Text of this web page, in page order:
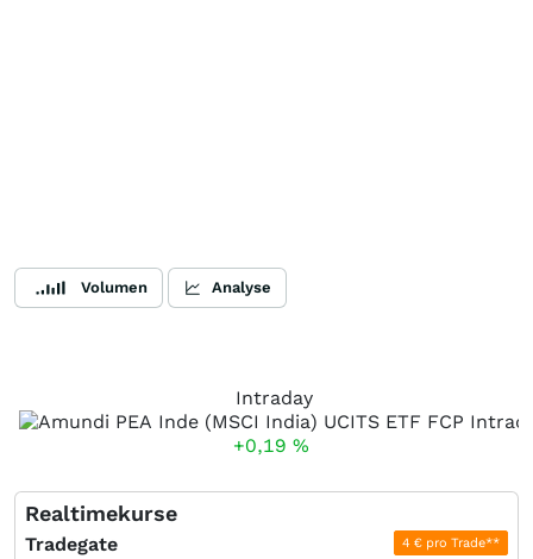
Volumen Analyse
Intraday
+0,19 %
Realtimekurse
Tradegate 4 € pro Trade**